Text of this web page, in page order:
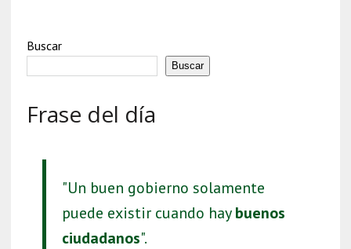
Buscar
Buscar
Frase del día
"Un buen gobierno solamente
puede existir cuando haybuenos
ciudadanos".